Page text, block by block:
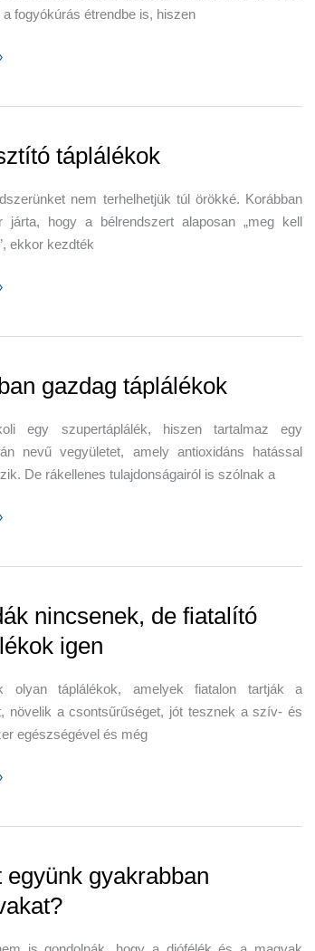
a fogyókúrás étrendbe is, hiszen
táplálékok
nem terhelhetjük túl örökké. Korábban
hogy a bélrendszert alaposan „meg kell
ekkor kezdték
gazdag táplálékok
egy szupertáplálék, hiszen tartalmaz egy
nevű vegyületet, amely antioxidáns hatással
De rákellenes tulajdonságairól is szólnak a
nincsenek, de fiatalító
igen
olyan táplálékok, amelyek fiatalon tartják a
növelik a csontsűrűséget, jót tesznek a szív- és
egészségével és még
együnk gyakrabban